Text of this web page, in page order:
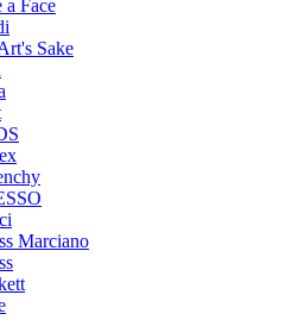
a Face
Sake
Marciano